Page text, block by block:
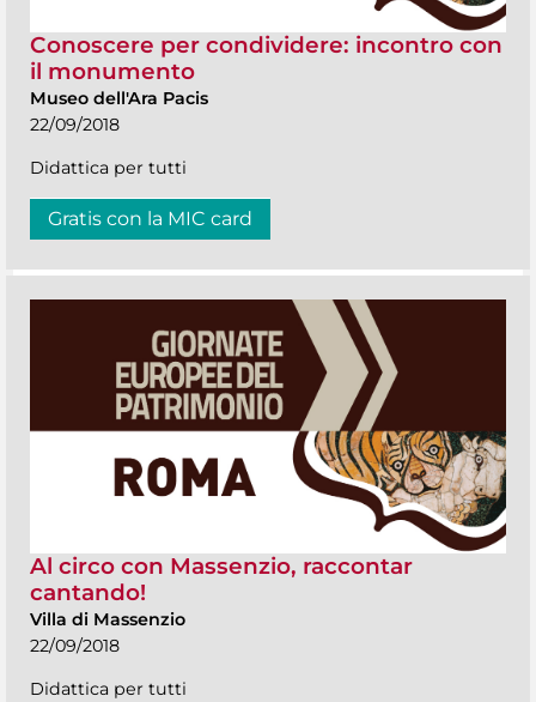
Conoscere per condividere: incontro con
il monumento
Museo dell'Ara Pacis
22/09/2018
Didattica per tutti
Gratis con la MIC card
Al circo con Massenzio, raccontar
cantando!
Villa di Massenzio
22/09/2018
Didattica per tutti